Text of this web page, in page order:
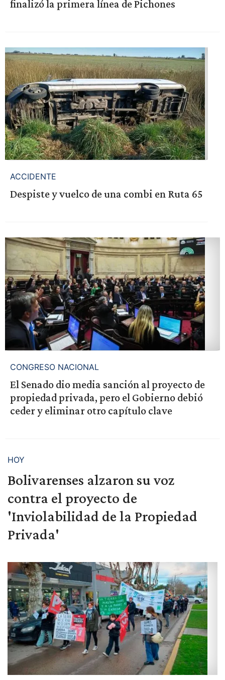
finalizó la primera línea de Pichones
ACCIDENTE
Despiste y vuelco de una combi en Ruta 65
CONGRESO NACIONAL
El Senado dio media sanción al proyecto de
propiedad privada, pero el Gobierno debió
ceder y eliminar otro capítulo clave
HOY
Bolivarenses alzaron su voz
contra el proyecto de
'Inviolabilidad de la Propiedad
Privada'